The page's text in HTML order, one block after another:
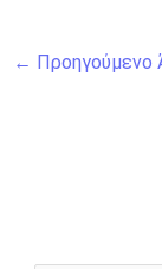
a
c
s
w
i
← Προηγούμενο